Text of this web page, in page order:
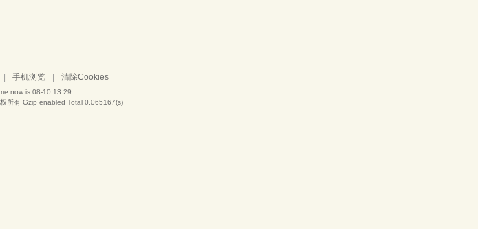
手机浏览 清除Cookies
now is:08-10 13:29
所有 Gzip enabled Total 0.065167(s)